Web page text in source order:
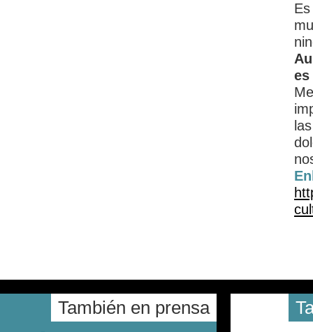
es
También en prensa